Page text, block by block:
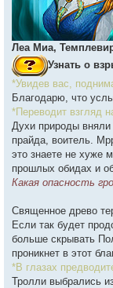
Леа Миа,
Узнать о
*Увидев вас,
Благодарю, что
*Переводит взгляд
Духи природы
прайда, воитель.
это знаете не хуже
прошлых обидах и
Какая опасность
Священное древо
Если так будет
больше скрывать
проникнет в этот
*В глазах
Тролли выбрались